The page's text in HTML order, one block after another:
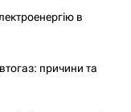
в
причини та